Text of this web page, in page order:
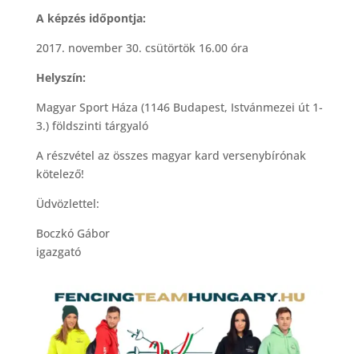
A képzés időpontja:
2017. november 30. csütörtök 16.00 óra
Helyszín:
Magyar Sport Háza (1146 Budapest, Istvánmezei út 1-
3.) földszinti tárgyaló
A részvétel az összes magyar kard versenybírónak
kötelező!
Üdvözlettel:
Boczkó Gábor
igazgató